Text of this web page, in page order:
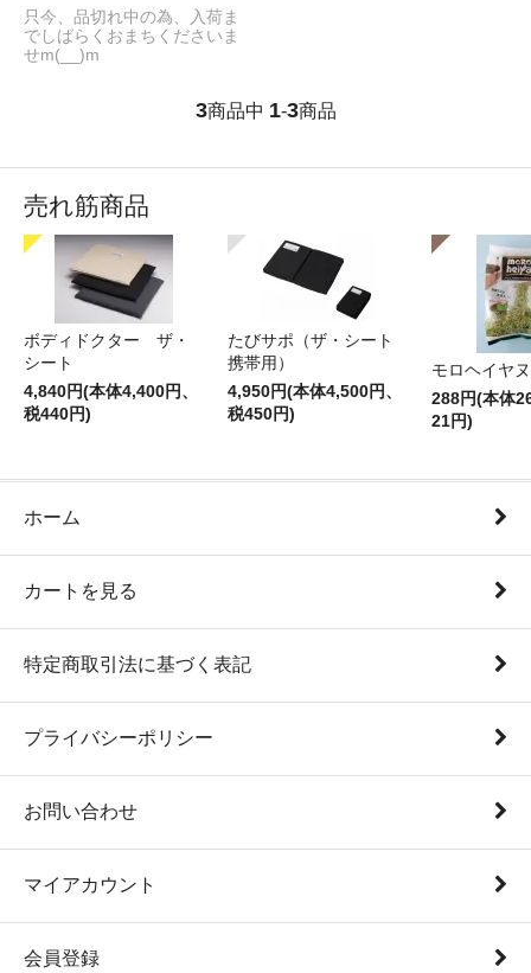
只今、品切れ中の為、入荷ま
でしばらくおまちくださいま
せm(__)m
3商品中 1-3商品
売れ筋商品
ボディドクター ザ・
シート
4,840円(本体4,400円、
税440円)
たびサポ（ザ・シート
携帯用）
4,950円(本体4,500円、
税450円)
モロヘイヤ
288円(本体
21円)
ホーム
カートを見る
特定商取引法に基づく表記
プライバシーポリシー
お問い合わせ
マイアカウント
会員登録